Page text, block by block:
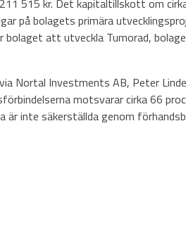
515 kr. Det kapitaltillskott om
på bolagets primära
bolaget att utveckla Tumorad,
Nortal Investments AB, Peter
motsvarar cirka 66
inte säkerställda genom